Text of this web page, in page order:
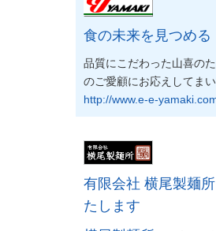
食の未来を見つめ
品質にこだわった山喜の
のご愛顧にお応えしてま
http://www.e-e-
有限会社 横尾製麺
たします